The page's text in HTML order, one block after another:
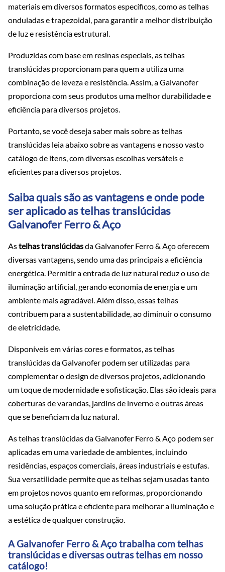
materiais em diversos formatos específicos, como as telhas
onduladas e trapezoidal, para garantir a melhor distribuição
de luz e resistência estrutural.
Produzidas com base em resinas especiais, as telhas
translúcidas proporcionam para quem a utiliza uma
combinação de leveza e resistência. Assim, a Galvanofer
proporciona com seus produtos uma melhor durabilidade e
eficiência para diversos projetos.
Portanto, se você deseja saber mais sobre as telhas
translúcidas leia abaixo sobre as vantagens e nosso vasto
catálogo de itens, com diversas escolhas versáteis e
eficientes para diversos projetos.
Saiba quais são as vantagens e onde pode
ser aplicado as telhas translúcidas
Galvanofer Ferro & Aço
Astelhas translúcidasda Galvanofer Ferro & Aço oferecem
diversas vantagens, sendo uma das principais a eficiência
energética. Permitir a entrada de luz natural reduz o uso de
iluminação artificial, gerando economia de energia e um
ambiente mais agradável. Além disso, essas telhas
contribuem para a sustentabilidade, ao diminuir o consumo
de eletricidade.
Disponíveis em várias cores e formatos, as telhas
translúcidas da Galvanofer podem ser utilizadas para
complementar o design de diversos projetos, adicionando
um toque de modernidade e sofisticação. Elas são ideais para
coberturas de varandas, jardins de inverno e outras áreas
que se beneficiam da luz natural.
As telhas translúcidas da Galvanofer Ferro & Aço podem ser
aplicadas em uma variedade de ambientes, incluindo
residências, espaços comerciais, áreas industriais e estufas.
Sua versatilidade permite que as telhas sejam usadas tanto
em projetos novos quanto em reformas, proporcionando
uma solução prática e eficiente para melhorar a iluminação e
a estética de qualquer construção.
A Galvanofer Ferro & Aço trabalha com telhas
translúcidas e diversas outras telhas em nosso
catálogo!